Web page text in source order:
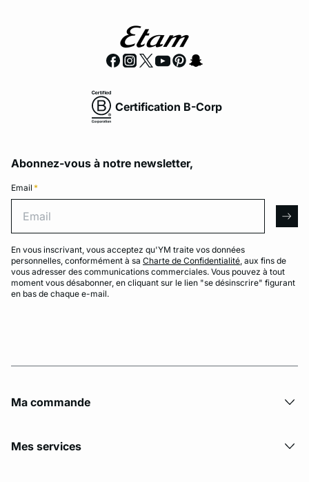
Certification B-Corp
Abonnez-vous à notre newsletter,
Email *
En vous inscrivant, vous acceptez qu'YM traite vos données
personnelles, conformément à sa Charte de Confidentialité, aux fins de
vous adresser des communications commerciales. Vous pouvez à tout
moment vous désabonner, en cliquant sur le lien "se désinscrire" figurant
en bas de chaque e-mail.
Ma commande
Mes services